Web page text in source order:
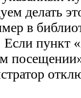
делать
в
Если пункт
посещении»